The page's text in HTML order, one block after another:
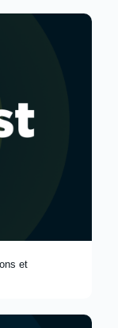
et